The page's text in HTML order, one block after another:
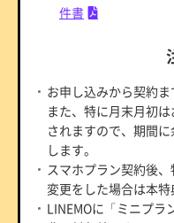
件書
お申し込みから契約ま
また、特に月末月初
されますので、期間
します。
スマホプラン契約後
変更をした場合は本特
LINEMOに「ミニプラ